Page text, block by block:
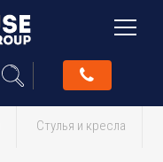
Стулья и кресла